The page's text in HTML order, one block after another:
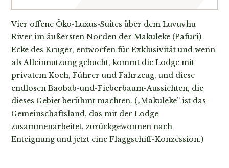
Vier offene Öko-Luxus-Suites über dem Luvuvhu
River im äußersten Norden der Makuleke (Pafuri)-
Ecke des Kruger, entworfen für Exklusivität und wenn
als Alleinnutzung gebucht, kommt die Lodge mit
privatem Koch, Führer und Fahrzeug, und diese
endlosen Baobab-und-Fieberbaum-Aussichten, die
dieses Gebiet berühmt machten. („Makuleke” ist das
Gemeinschaftsland, das mit der Lodge
zusammenarbeitet, zurückgewonnen nach
Enteignung und jetzt eine Flaggschiff-Konzession.)